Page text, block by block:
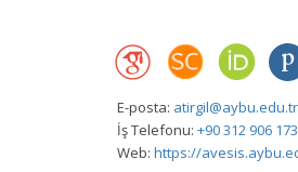
E-posta: atirgil@aybu.edu.tr
İş Telefonu: +90 312 906
Web: https://